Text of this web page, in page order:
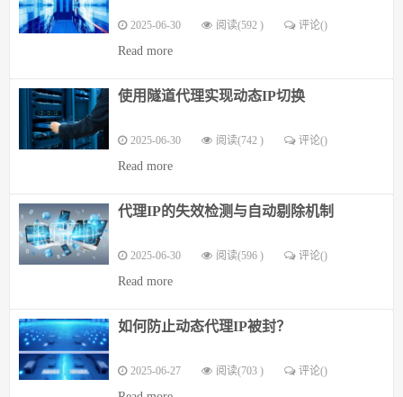
2025-06-30 阅读(592 ) 评论()
Read more
使用隧道代理实现动态IP切换
2025-06-30 阅读(742 ) 评论()
Read more
代理IP的失效检测与自动剔除机制
2025-06-30 阅读(596 ) 评论()
Read more
如何防止动态代理IP被封？
2025-06-27 阅读(703 ) 评论()